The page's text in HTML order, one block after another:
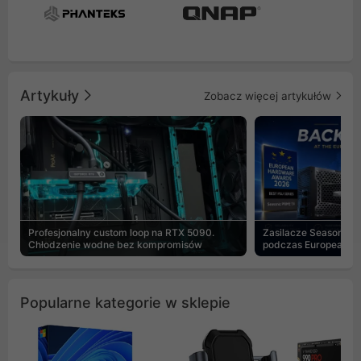
Artykuły Zobacz więcej artykułów
Profesjonalny custom loop na RTX 5090.
Chłodzenie wodne bez kompromisów
Zasilacze Seasonic
podczas European
Popularne kategorie w sklepie